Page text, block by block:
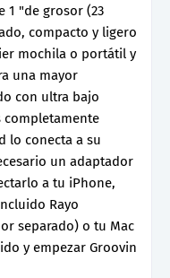
1 "de grosor (23
compacto y ligero
mochila o portátil y
una mayor
con ultra bajo
completamente
lo conecta a su
un adaptador
a tu iPhone,
Rayo
separado) o tu Mac
y empezar Groovin